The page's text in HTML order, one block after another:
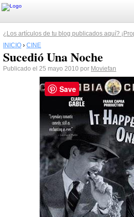
¿Los artículos de tu blog publicados aquí?
INICIO › CINE
Sucedió Una Noche
Publicado el 25 mayo 2010 por Moviefan
Save